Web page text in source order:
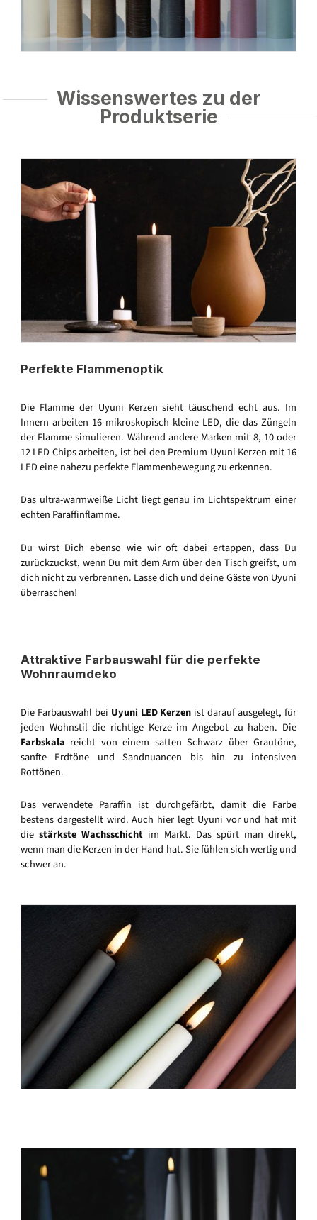
Wissenswertes zu der
Produktserie
Perfekte Flammenoptik
Die Flamme der Uyuni Kerzen sieht täuschend echt aus. Im
Innern arbeiten 16 mikroskopisch kleine LED, die das Züngeln
der Flamme simulieren. Während andere Marken mit 8, 10 oder
12 LED Chips arbeiten, ist bei den Premium Uyuni Kerzen mit 16
LED eine nahezu perfekte Flammenbewegung zu erkennen.
Das ultra-warmweiße Licht liegt genau im Lichtspektrum einer
echten Paraffinflamme.
Du wirst Dich ebenso wie wir oft dabei ertappen, dass Du
zurückzuckst, wenn Du mit dem Arm über den Tisch greifst, um
dich nicht zu verbrennen. Lasse dich und deine Gäste von Uyuni
überraschen!
Attraktive Farbauswahl für die perfekte
Wohnraumdeko
Die Farbauswahl bei Uyuni LED Kerzen ist darauf ausgelegt, für
jeden Wohnstil die richtige Kerze im Angebot zu haben. Die
Farbskala reicht von einem satten Schwarz über Grautöne,
sanfte Erdtöne und Sandnuancen bis hin zu intensiven
Rottönen.
Das verwendete Paraffin ist durchgefärbt, damit die Farbe
bestens dargestellt wird. Auch hier legt Uyuni vor und hat mit
die stärkste Wachsschicht im Markt. Das spürt man direkt,
wenn man die Kerzen in der Hand hat. Sie fühlen sich wertig und
schwer an.